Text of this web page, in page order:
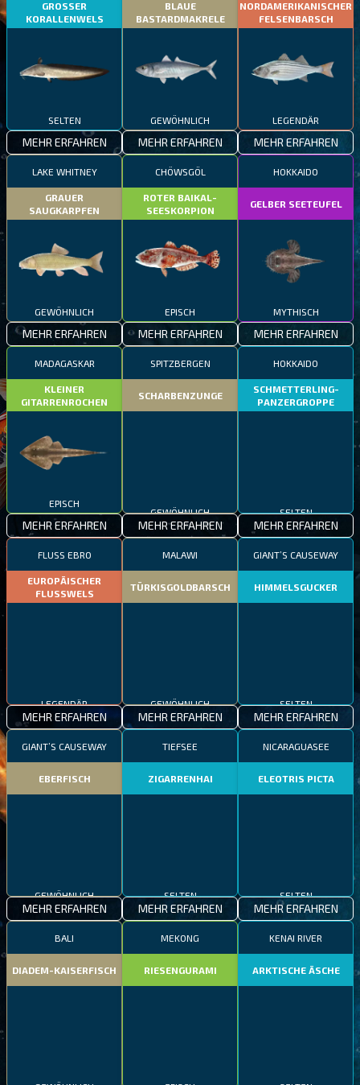
GROSSER
KORALLENWELS
SELTEN
MEHR ERFAHREN
BLAUE
BASTARDMAKRELE
GEWÖHNLICH
MEHR ERFAHREN
NORDAMERIKANISCHER
FELSENBARSCH
LEGENDÄR
MEHR ERFAHREN
LAKE WHITNEY
GRAUER
SAUGKARPFEN
GEWÖHNLICH
MEHR ERFAHREN
CHÖWSGÖL
ROTER BAIKAL-
SEESKORPION
EPISCH
MEHR ERFAHREN
HOKKAIDO
GELBER SEETEUFEL
MYTHISCH
MEHR ERFAHREN
MADAGASKAR
KLEINER
GITARRENROCHEN
EPISCH
MEHR ERFAHREN
SPITZBERGEN
SCHARBENZUNGE
MEHR ERFAHREN
HOKKAIDO
SCHMETTERLING-
PANZERGROPPE
MEHR ERFAHREN
FLUSS EBRO
EUROPÄISCHER
FLUSSWELS
MEHR ERFAHREN
MALAWI
TÜRKISGOLDBARSCH
MEHR ERFAHREN
GIANT’S CAUSEWAY
HIMMELSGUCKER
MEHR ERFAHREN
GIANT’S CAUSEWAY
EBERFISCH
MEHR ERFAHREN
TIEFSEE
ZIGARRENHAI
MEHR ERFAHREN
NICARAGUASEE
ELEOTRIS PICTA
MEHR ERFAHREN
BALI
DIADEM-KAISERFISCH
MEKONG
RIESENGURAMI
KENAI RIVER
ARKTISCHE ÄSCHE